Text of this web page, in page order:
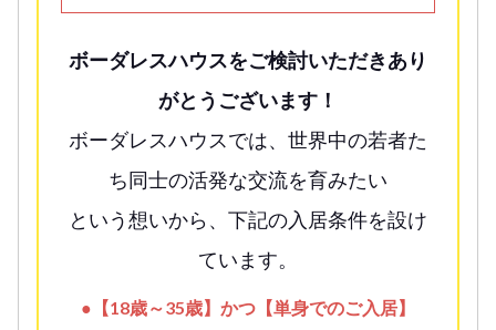
ボーダレスハウスをご検討いただきあり
がとうございます！
ボーダレスハウスでは、世界中の若者た
ち同士の活発な交流を育みたい
という想いから、下記の入居条件を設け
ています。
●【18歳～35歳】かつ【単身でのご入居】